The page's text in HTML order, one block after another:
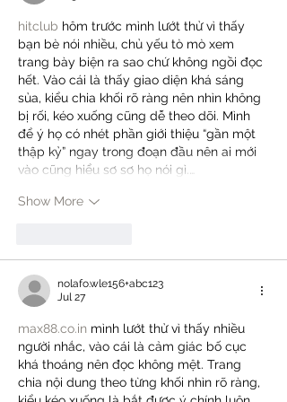
hitclub hôm trước mình lướt thử vì thấy
bạn bè nói nhiều, chủ yếu tò mò xem
trang bày biện ra sao chứ không ngồi đọc
hết. Vào cái là thấy giao diện khá sáng
sủa, kiểu chia khối rõ ràng nên nhìn không
bị rối, kéo xuống cũng dễ theo dõi. Mình
để ý họ có nhét phần giới thiệu “gần một
thập kỷ” ngay trong đoạn đầu nên ai mới
vào cũng hiểu sơ sơ họ nói gì.…
Show More
nolafo.wle156+abc123
Jul 27
max88.co.in mình lướt thử vì thấy nhiều
người nhắc, vào cái là cảm giác bố cục
khá thoáng nên đọc không mệt. Trang
chia nội dung theo từng khối nhìn rõ ràng,